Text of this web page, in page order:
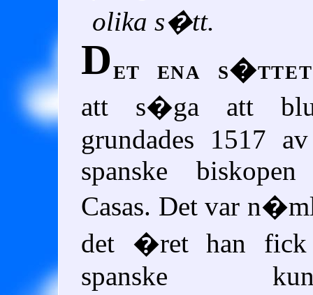
olika s�tt.
Det ena s�ttet
att s�ga att
grundades 1517
spanske
Casas. Det var
det �ret han fick
spanske